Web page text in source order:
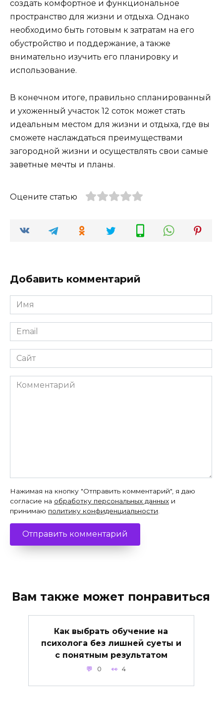
создать комфортное и функциональное
пространство для жизни и отдыха. Однако
необходимо быть готовым к затратам на его
обустройство и поддержание, а также
внимательно изучить его планировку и
использование.
В конечном итоге, правильно спланированный
и ухоженный участок 12 соток может стать
идеальным местом для жизни и отдыха, где вы
сможете наслаждаться преимуществами
загородной жизни и осуществлять свои самые
заветные мечты и планы.
Оцените статью
Добавить комментарий
Имя
*
Email
*
Сайт
Комментарий
Нажимая на кнопку "Отправить комментарий", я даю
согласие на обработку персональных данных и
принимаю политику конфиденциальности
Вам также может понравиться
Как выбрать обучение на
психолога без лишней суеты и
с понятным результатом
0 4